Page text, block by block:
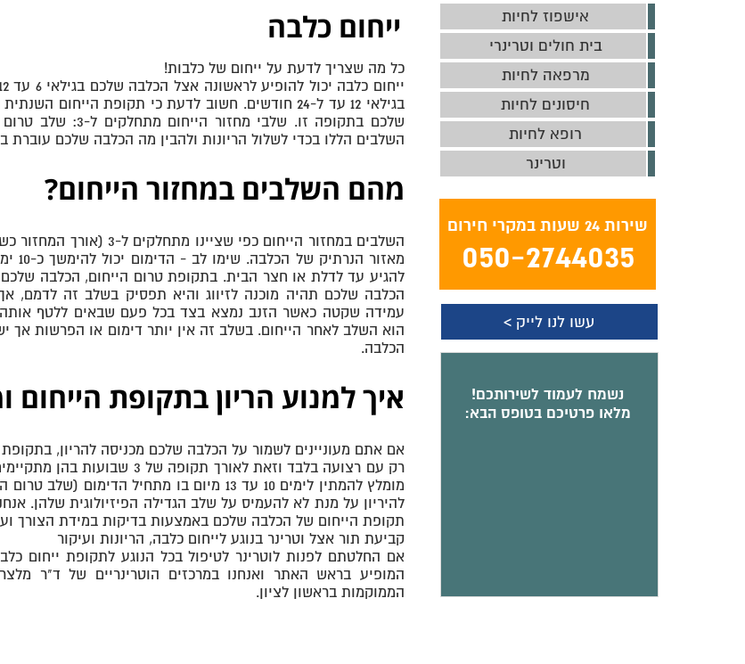
אישפוז לחיות
בית חולים וטרינרי
מרפאה לחיות
חיסונים לחיות
רופא לחיות
וטרינר
נשמח לעמוד לשירותכם!
מלאו פרטיכם בטופס הבא:
שירות 24 שעות במקרי חירום
050-2744035
עשו לנו לייק >
כל מה שצריך לדעת על ייחום של כלבות!
שלכם בתקופה זו.
השלבים הללו בכדי לשלול הריונות ולהבין מה הכלבה שלכם עוברת
מהם השלבים במחזור הייחום?
השלבים במחזור הייחום
להגיע עד לדלת או חצר הבית. בתקופת טרום הייחום, הכלבה
הכלבה שלכם תהיה מוכנה לזיווג והיא תפסיק בשלב זה
עמידה שקטה כאשר הזנב נמצא בצד בכל פעם שבאים ללטף אותה
הוא השלב לאחר הייחום. בשלב זה אין יותר דימום או הפרשות אך
הכלבה.
איך למנוע הריון בתקופת הייחום
אם אתם מעוניינים לשמור על הכלבה שלכם מכניסה להריון,
מומלץ להמתין לימים 10 עד 13 מיום בו
להיריון על מנת לא להעמיס על שלב הגדילה הפיזיולוגית שלהן.
תקופת הייחום של הכלבה שלכם באמצעות בדיקות במידת הצורך
קביעת תור אצל וטרינר בנוגע לייחום כלבה, הריונות ועיקור
אם החלטתם לפנות לוטרינר לטיפול בכל הנוגע לתקופת ייחום
המופיע בראש האתר ואנחנו במרכזים הוטרינריים של ד"ר
הממוקמות בראשון לציון.
ייחום כלבה